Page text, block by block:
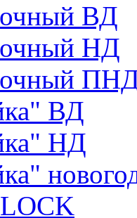
ВД
НД
ВД
НД